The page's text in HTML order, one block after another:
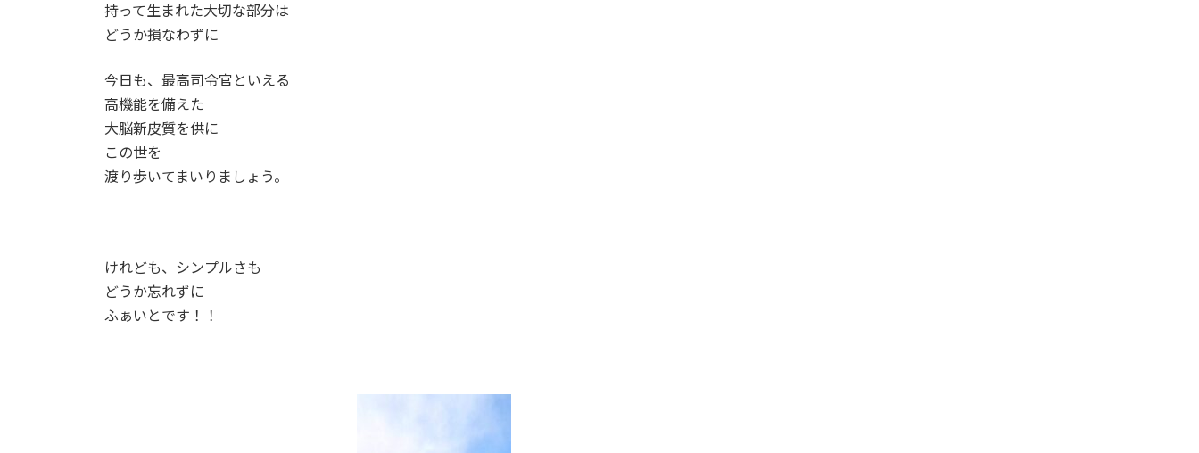
持って生まれた大切な部分は
どうか損なわずに
今日も、最高司令官といえる
高機能を備えた
大脳新皮質を供に
この世を
渡り歩いてまいりましょう。
けれども、シンプルさも
どうか忘れずに
ふぁいとです！！